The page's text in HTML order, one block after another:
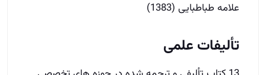
علامه طباطبایی (1383)
تألیفات علمی